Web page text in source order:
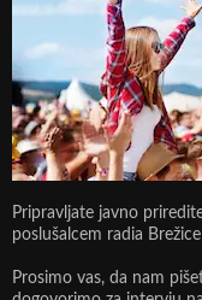
Pripravljate javno
poslušalcem radia
Prosimo vas, da nam